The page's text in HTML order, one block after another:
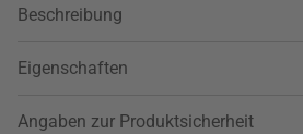
Beschreibung
Eigenschaften
Angaben zur Produktsicherheit